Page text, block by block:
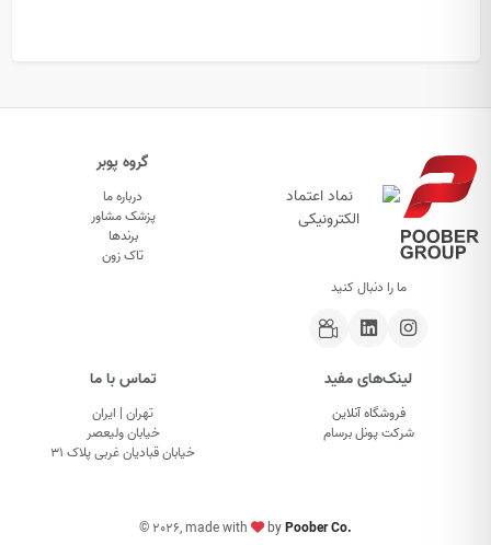
ما را دنبال کنید
گروه پوبر
درباره ما
پزشک مشاور
برندها
تاک زون
لینک‌های مفید
فروشگاه آنلاین
شرکت پونل برسام
تماس با ما
تهران | ایران
خیابان ولیعصر
خیابان قبادیان غربی پلاک ۳۱
© 2026, made with byPoober Co.